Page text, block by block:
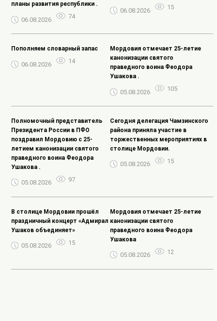
планы развития республики .
06.08.2026 74
06.08.2026 15
Пополняем словарный запас
06.08.2026 14
Мордовия отмечает 25-летие
канонизации святого
праведного воина Феодора
Ушакова .
05.08.2026 105
Полномочный представитель
Президента России в ПФО
поздравил Мордовию с 25-
летием канонизации святого
праведного воина Феодора
Ушакова .
05.08.2026 97
Сегодня делегация Чамзинского
района приняла участие в
торжественных мероприятиях в
столице Мордовии.
05.08.2026 15
В столице Мордовии прошёл
праздничный концерт «Адмирал
Ушаков объединяет»
05.08.2026 15
Мордовия отмечает 25-летие
канонизации святого
праведного воина Феодора
Ушакова
05.08.2026 12